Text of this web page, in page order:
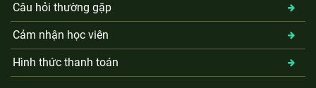
Câu hỏi thường gặp
Cảm nhận học viên
Hình thức thanh toán